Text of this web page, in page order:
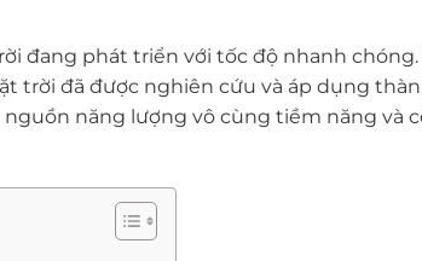
đang phát triển với tốc độ nhanh
trời đã được nghiên cứu và áp dụng
năng lượng vô cùng tiềm năng và